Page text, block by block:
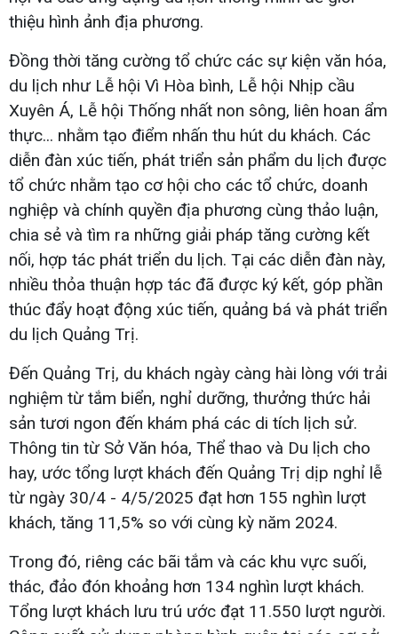
thiệu hình ảnh địa phương.
Đồng thời tăng cường tổ chức các sự kiện văn hóa,
du lịch như Lễ hội Vì Hòa bình, Lễ hội Nhịp cầu
Xuyên Á, Lễ hội Thống nhất non sông, liên hoan ẩm
thực... nhằm tạo điểm nhấn thu hút du khách. Các
diễn đàn xúc tiến, phát triển sản phẩm du lịch được
tổ chức nhằm tạo cơ hội cho các tổ chức, doanh
nghiệp và chính quyền địa phương cùng thảo luận,
chia sẻ và tìm ra những giải pháp tăng cường kết
nối, hợp tác phát triển du lịch. Tại các diễn đàn này,
nhiều thỏa thuận hợp tác đã được ký kết, góp phần
thúc đẩy hoạt động xúc tiến, quảng bá và phát triển
du lịch Quảng Trị.
Đến Quảng Trị, du khách ngày càng hài lòng với trải
nghiệm từ tắm biển, nghỉ dưỡng, thưởng thức hải
sản tươi ngon đến khám phá các di tích lịch sử.
Thông tin từ Sở Văn hóa, Thể thao và Du lịch cho
hay, ước tổng lượt khách đến Quảng Trị dịp nghỉ lễ
từ ngày 30/4 - 4/5/2025 đạt hơn 155 nghìn lượt
khách, tăng 11,5% so với cùng kỳ năm 2024.
Trong đó, riêng các bãi tắm và các khu vực suối,
thác, đảo đón khoảng hơn 134 nghìn lượt khách.
Tổng lượt khách lưu trú ước đạt 11.550 lượt người.